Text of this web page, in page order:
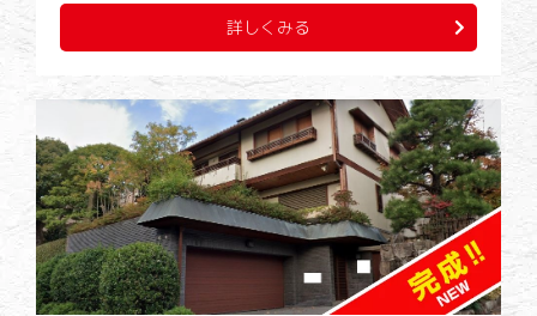
詳しくみる